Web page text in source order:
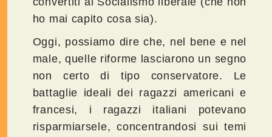
ho mai capito cosa sia).
Oggi, possiamo dire che, nel bene e nel
male, quelle riforme lasciarono un segno
non certo di tipo conservatore. Le
battaglie ideali dei ragazzi americani e
francesi, i ragazzi italiani potevano
risparmiarsele, concentrandosi sui temi